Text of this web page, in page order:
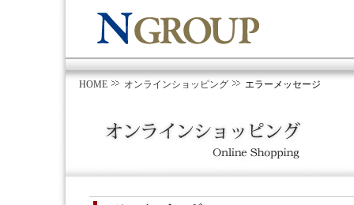
HOME オンラインショッピング エラーメッセージ